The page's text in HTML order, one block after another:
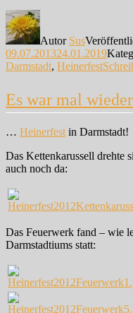
Autor Sus
09.07.201324.01.2019
Darmstadt, Heinerfest
Es war mal
… Heinerfest in Darmstadt!
Das Kettenkarussell drehte
auch noch da:
Das Feuerwerk fand – wie
Darmstadtiums statt: